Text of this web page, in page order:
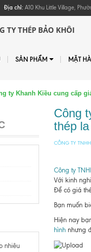
Địa chỉ: A10 Khu Little Village,
TY THÉP BẢO KHÔI
SẢN PHẨM MẶT
ty Khanh Kiều cung cấp
nhiêu
Công
thép la
CÔNG TY
Công ty
Với kinh
Để có giá
Bạn muốn
Hiện nay
hìnhnhưng